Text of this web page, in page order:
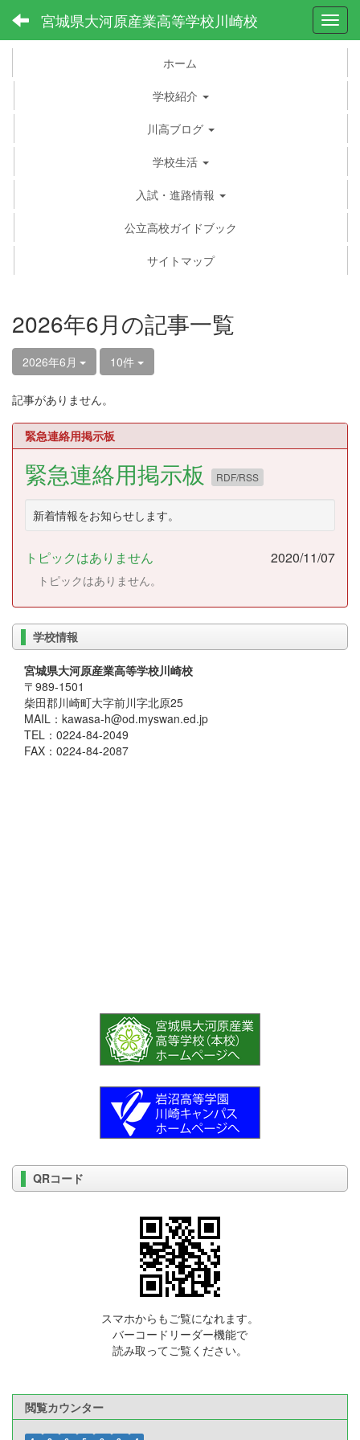
宮城県大河原産業高等学校川崎校
ホーム
学校紹介
川高ブログ
学校生活
入試・進路情報
公立高校ガイドブック
サイトマップ
2026年6月の記事一覧
2026年6月 10件
記事がありません。
緊急連絡用掲示板
緊急連絡用掲示板 RDF/RSS
新着情報をお知らせします。
トピックはありません 2020/11/07
トピックはありません。
学校情報
宮城県大河原産業高等学校川崎校
〒989-1501
柴田郡川崎町大字前川字北原25
MAIL：kawasa-h@od.myswan.ed.jp
TEL：0224-84-2049
FAX：0224-84-2087
QRコード
スマホからもご覧になれます。
バーコードリーダー機能で
読み取ってご覧ください。
閲覧カウンター